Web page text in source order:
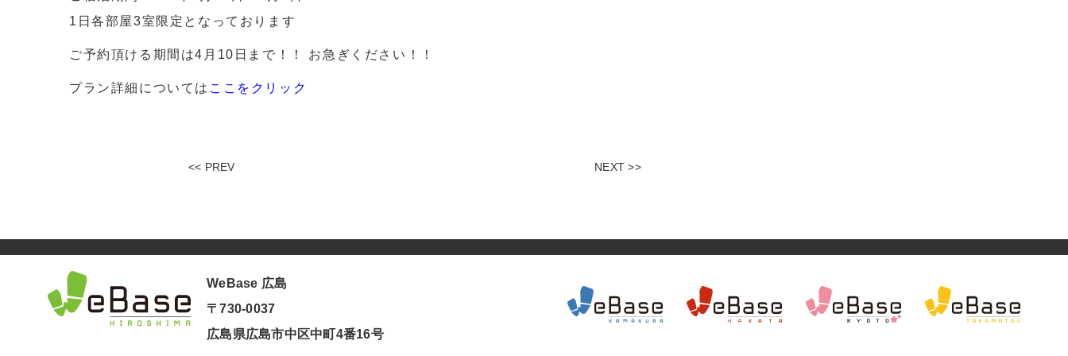
1日各部屋3室限定となっております
ご予約頂ける期間は4月10日まで！！ お急ぎください！！
プラン詳細については ここをクリック
<< PREV NEXT >>
WeBase 広島
〒730-0037
広島県広島市中区中町4番16号